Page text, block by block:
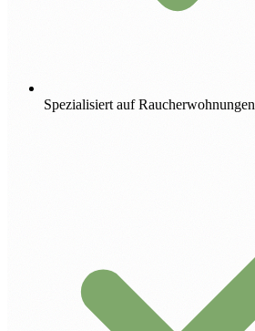
Spezialisiert auf Raucherwohnungen